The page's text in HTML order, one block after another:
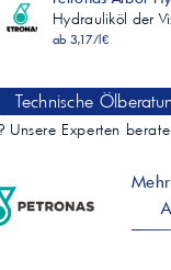
Max. 150/0
ASTM D 892
Max. 75/0
0/0
Max. 150/0
0/0
*im Vergleich zu den
Hydrauliköl der
ab 3,17/l€
Technische
Unsere Experten